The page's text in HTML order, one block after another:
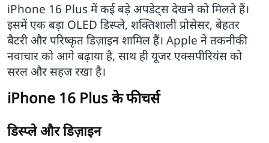
iPhone 16 Plus में कई बड़े अपडेट्स देखने को मिलते हैं।
इसमें एक बड़ा OLED डिस्प्ले, शक्तिशाली प्रोसेसर, बेहतर
बैटरी और परिष्कृत डिज़ाइन शामिल हैं। Apple ने तकनीकी
नवाचार को आगे बढ़ाया है, साथ ही यूजर एक्सपीरियंस को
सरल और सहज रखा है।
iPhone 16 Plus के फीचर्स
डिस्प्ले और डिज़ाइन